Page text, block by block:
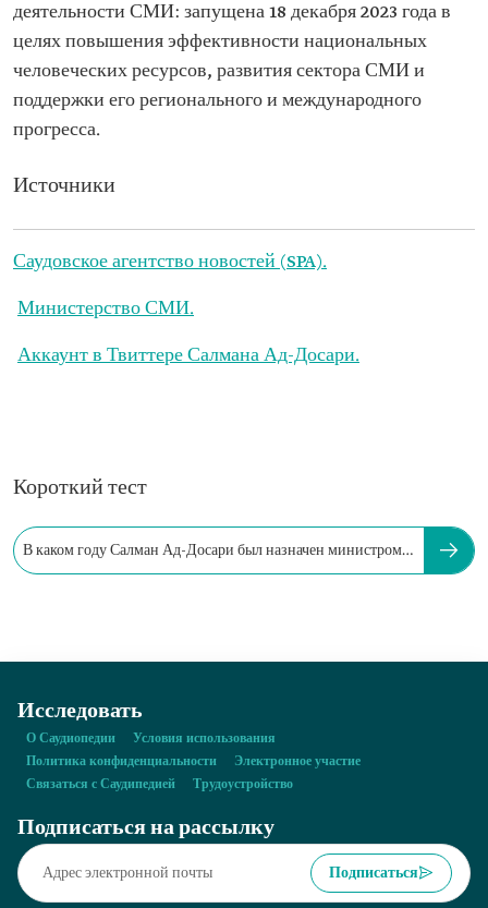
деятельности СМИ: запущена 18 декабря 2023 года в
целях повышения эффективности национальных
человеческих ресурсов, развития сектора СМИ и
поддержки его регионального и международного
прогресса.
Источники
Саудовское агентство новостей (SPA).
Министерство СМИ.
Аккаунт в Твиттере Салмана Ад-Досари.
Короткий тест
В каком году Салман Ад-Досари был назначен министром
Исследовать
О Саудиопедии
Условия использования
Политика конфиденциальности
Электронное участие
Связаться с Саудипедией
Трудоустройство
Подписаться на рассылку
Подписаться